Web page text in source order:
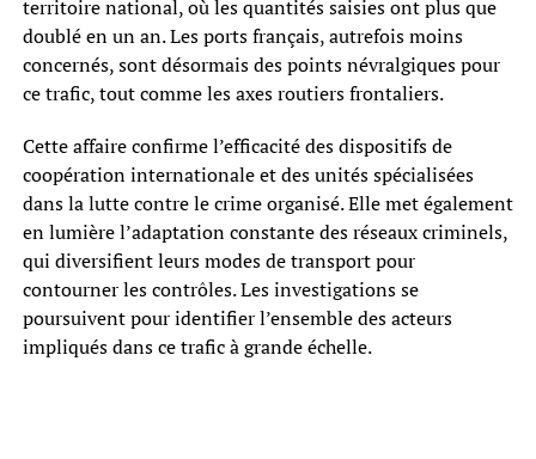
territoire national, où les quantités saisies ont plus que
doublé en un an. Les ports français, autrefois moins
concernés, sont désormais des points névralgiques pour
ce trafic, tout comme les axes routiers frontaliers.
Cette affaire confirme l’efficacité des dispositifs de
coopération internationale et des unités spécialisées
dans la lutte contre le crime organisé. Elle met également
en lumière l’adaptation constante des réseaux criminels,
qui diversifient leurs modes de transport pour
contourner les contrôles. Les investigations se
poursuivent pour identifier l’ensemble des acteurs
impliqués dans ce trafic à grande échelle.